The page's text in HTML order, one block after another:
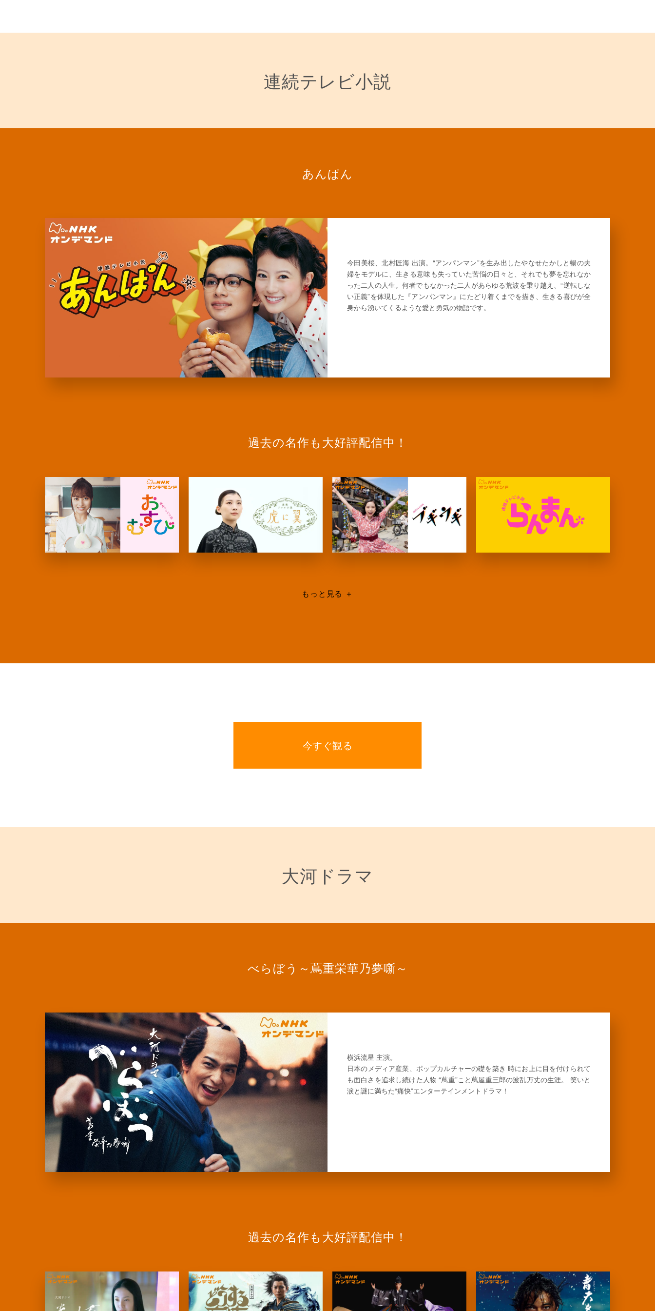
連続テレビ小説
あんぱん
今田美桜、北村匠海 出演。“アンパンマン”を生み出したやなせたかしと暢の夫
婦をモデルに、生きる意味も失っていた苦悩の日々と、それでも夢を忘れなか
った二人の人生。何者でもなかった二人があらゆる荒波を乗り越え、“逆転しな
い正義”を体現した『アンパンマン』にたどり着くまでを描き、生きる喜びが全
身から湧いてくるような愛と勇気の物語です。
過去の名作も大好評配信中！
もっと見る ＋
今すぐ観る
大河ドラマ
べらぼう～蔦重栄華乃夢噺～
横浜流星 主演。
日本のメディア産業、ポップカルチャーの礎を築き 時にお上に目を付けられて
も面白さを追求し続けた人物 “蔦重”こと蔦屋重三郎の波乱万丈の生涯。 笑いと
涙と謎に満ちた“痛快”エンターテインメントドラマ！
過去の名作も大好評配信中！